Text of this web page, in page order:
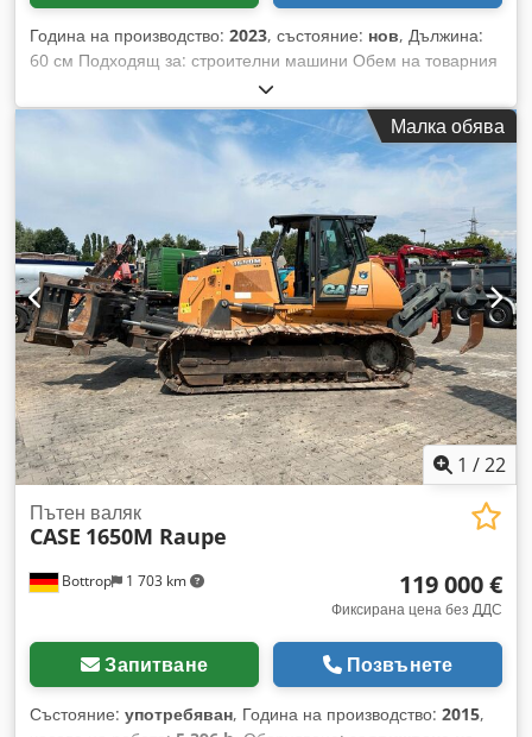
Година на производство: 2023, състояние: нов, Дължина:
60 см Подходящ за: строителни машини Обем на товарния
отсек: 500 л Гаранция: 6 месеца Dcjdpopq Tbuefx Afpjk
Малка обява
1 /22
Bottrop 1 703 km
Пътен валяк
CASE 1650M Raupe
119 000 €
Фиксирана цена без ДДС
Запитване Позвънете
Състояние: употребяван, Година на производство: 2015,